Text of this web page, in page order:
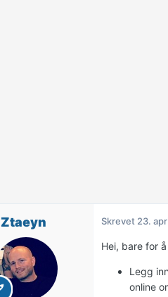
Ztaeyn Skrevet 23.
Hei, bare for
Legg inn
online